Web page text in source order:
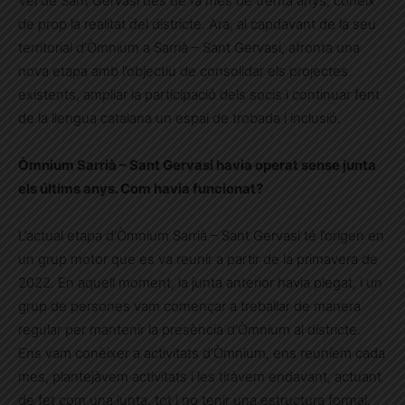
de prop la realitat del districte. Ara, al capdavant de la seu
territorial d’Òmnium a Sarrià – Sant Gervasi, afronta una
nova etapa amb l’objectiu de consolidar els projectes
existents, ampliar la participació dels socis i continuar fent
de la llengua catalana un espai de trobada i inclusió.
Òmnium Sarrià – Sant Gervasi havia operat sense junta
els últims anys. Com havia funcionat?
L’actual etapa d’Òmnium Sarrià – Sant Gervasi té l’origen en
un grup motor que es va reunir a partir de la primavera de
2022. En aquell moment, la junta anterior havia plegat, i un
grup de persones vam començar a treballar de manera
regular per mantenir la presència d’Òmnium al districte.
Ens vam conèixer a activitats d’Òmnium, ens reuníem cada
mes, plantejàvem activitats i les tiràvem endavant, actuant
de fet com una junta, tot i no tenir una estructura formal.